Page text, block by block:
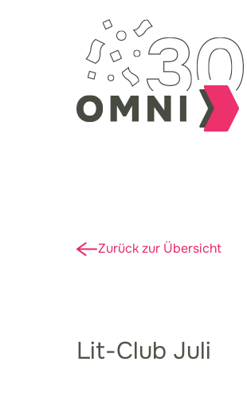
Zurück zur Übersicht
Lit-Club Juli